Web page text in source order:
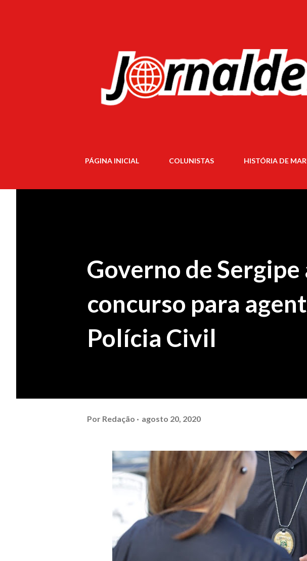
PÁGINA INICIAL COLUNISTAS HISTÓRIA DE
Governo de
concurso para
Polícia Civil
Por Redação agosto 20, 2020